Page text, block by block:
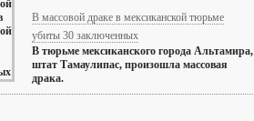
В массовой драке в мексиканской тюрьме
убиты 30 заключенных
В тюрьме мексиканского города Альтамира,
штат Тамаулипас, произошла массовая
драка.